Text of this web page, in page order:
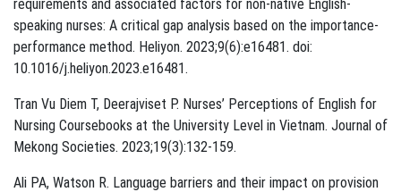
requirements and associated factors for non-native English-
speaking nurses: A critical gap analysis based on the importance-
performance method. Heliyon. 2023;9(6):e16481. doi:
10.1016/j.heliyon.2023.e16481.
Tran Vu Diem T, Deerajviset P. Nurses’ Perceptions of English for
Nursing Coursebooks at the University Level in Vietnam. Journal of
Mekong Societies. 2023;19(3):132-159.
Ali PA, Watson R. Language barriers and their impact on provision